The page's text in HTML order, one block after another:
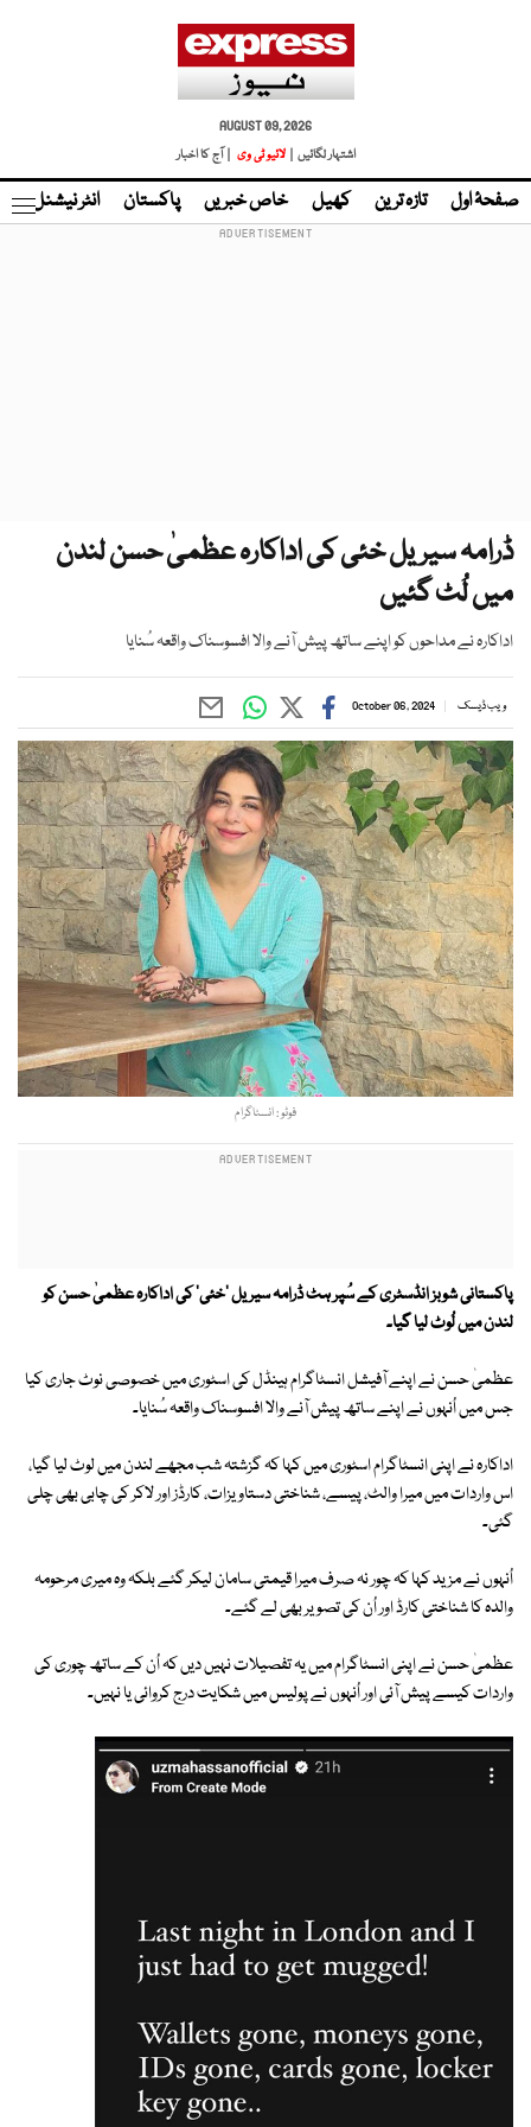
AUGUST 09, 2026
اشتہار لگائیں |
لائیو ٹی وی | آج کا اخبار
صفحۂ اول تازہ ترین کھیل خاص خبریں پاکستان انٹر نیشنل
ڈرامہ سیریل خئی کی اداکارہ عظمیٰ حسن لندن
میں لُٹ گئیں
اداکارہ نے مداحوں کو اپنے ساتھ پیش آنے والا افسوسناک واقعہ سُنایا
ویب ڈیسک October 06, 2024
فوٹو : انسٹاگرام
پاکستانی شوبز انڈسٹری کے سُپر ہٹ ڈرامہ سیریل 'خئی' کی اداکارہ عظمیٰ حسن کو
لندن میں لُوٹ لیا گیا۔
عظمیٰ حسن نے اپنے آفیشل انسٹاگرام ہینڈل کی اسٹوری میں خصوصی نوٹ جاری کیا
جس میں اُنہوں نے اپنے ساتھ پیش آنے والا افسوسناک واقعہ سُنایا۔
اداکارہ نے اپنی انسٹاگرام اسٹوری میں کہا کہ گزشتہ شب مجھے لندن میں لوٹ لیا گیا،
اس واردات میں میرا والٹ، پیسے، شناختی دستاویزات، کارڈز اور لاکر کی چابی بھی چلی
گئی۔
اُنہوں نے مزید کہا کہ چور نہ صرف میرا قیمتی سامان لیکر گئے بلکہ وہ میری مرحومہ
والدہ کا شناختی کارڈ اور اُن کی تصویر بھی لے گئے۔
عظمیٰ حسن نے اپنی انسٹاگرام میں یہ تفصیلات نہیں دیں کہ اُن کے ساتھ چوری کی
واردات کیسے پیش آئی اور اُنہوں نے پولیس میں شکایت درج کروائی یا نہیں۔